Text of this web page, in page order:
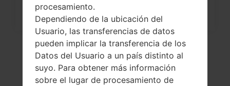
procesamiento.
Dependiendo de la ubicación del
Usuario, las transferencias de datos
pueden implicar la transferencia de los
Datos del Usuario a un país distinto al
suyo. Para obtener más información
sobre el lugar de procesamiento de